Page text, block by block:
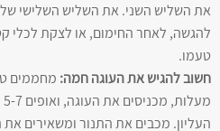
את השליש השני. את השליש השלישי
להגשה, לאחר החימום, או לצקת לכלי
טעמו.
חשוב להגיש את העוגה חמה: